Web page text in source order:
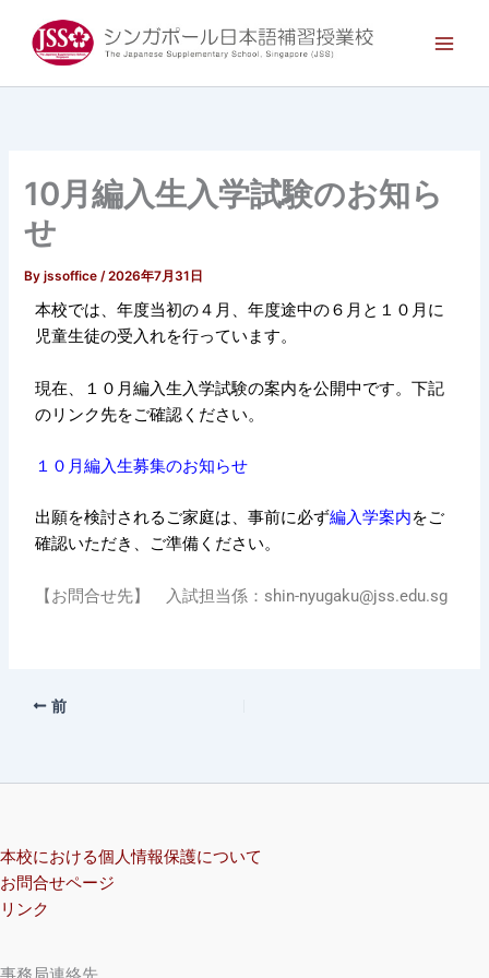
ス
10月編入生入学試験のお知ら
せ
Byjssoffice/2026年7月31日
本校では、年度当初の４月、年度途中の６月と１０月に
児童生徒の受入れを行っています。
現在、１０月編入生入学試験の案内を公開中です。下記
のリンク先をご確認ください。
１０月編入生募集のお知らせ
出願を検討されるご家庭は、事前に必ず編入学案内をご
確認いただき、ご準備ください。
【お問合せ先】 入試担当係：shin-nyugaku@jss.edu.sg
前
本校における個人情報保護について
お問合せページ
リンク